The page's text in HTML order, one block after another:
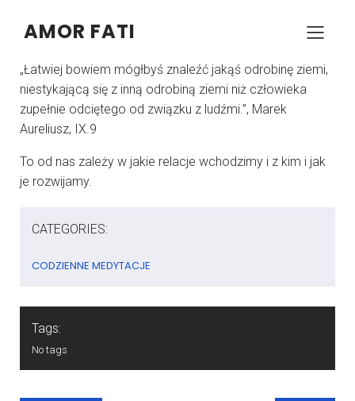
AMOR FATI
KONRAD SZCZYPCZYK
„Łatwiej bowiem mógłbyś znaleźć jakąś odrobinę ziemi,
niestykającą się z inną odrobiną ziemi niż człowieka
zupełnie odciętego od związku z ludźmi.”, Marek
Aureliusz, IX.9
To od nas zależy w jakie relacje wchodzimy i z kim i jak
je rozwijamy.
CATEGORIES:
CODZIENNE MEDYTACJE
Tags:
No tags